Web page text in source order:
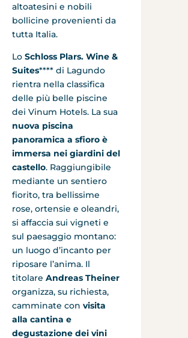
altoatesini e nobili
bollicine provenienti da
tutta Italia.
Lo Schloss Plars. Wine &
Suites**** di Lagundo
rientra nella classifica
delle più belle piscine
dei Vinum Hotels. La sua
nuova piscina
panoramica a sfioro è
immersa nei giardini del
castello. Raggiungibile
mediante un sentiero
fiorito, tra bellissime
rose, ortensie e oleandri,
si affaccia sui vigneti e
sul paesaggio montano:
un luogo d’incanto per
riposare l’anima. Il
titolare Andreas Theiner
organizza, su richiesta,
camminate con visita
alla cantina e
degustazione dei vini